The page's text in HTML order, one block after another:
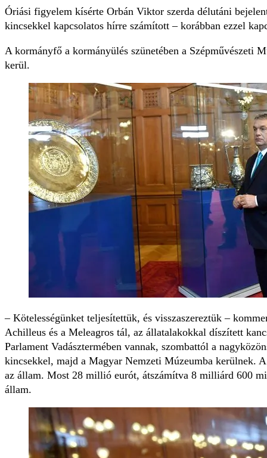
Óriási figyelem kísérte Orbán Viktor szerda délutáni
kincsekkel kapcsolatos hírre számított – korábban ezzel
A kormányfő a kormányülés szünetében a Szépművészeti
kerül.
– Kötelességünket teljesítettük, és visszaszereztük –
Achilleus és a Meleagros tál, az állatalakokkal díszített
Parlament Vadásztermében vannak, szombattól a
kincsekkel, majd a Magyar Nemzeti Múzeumba kerülnek.
az állam. Most 28 millió eurót, átszámítva 8 milliárd 600
állam.